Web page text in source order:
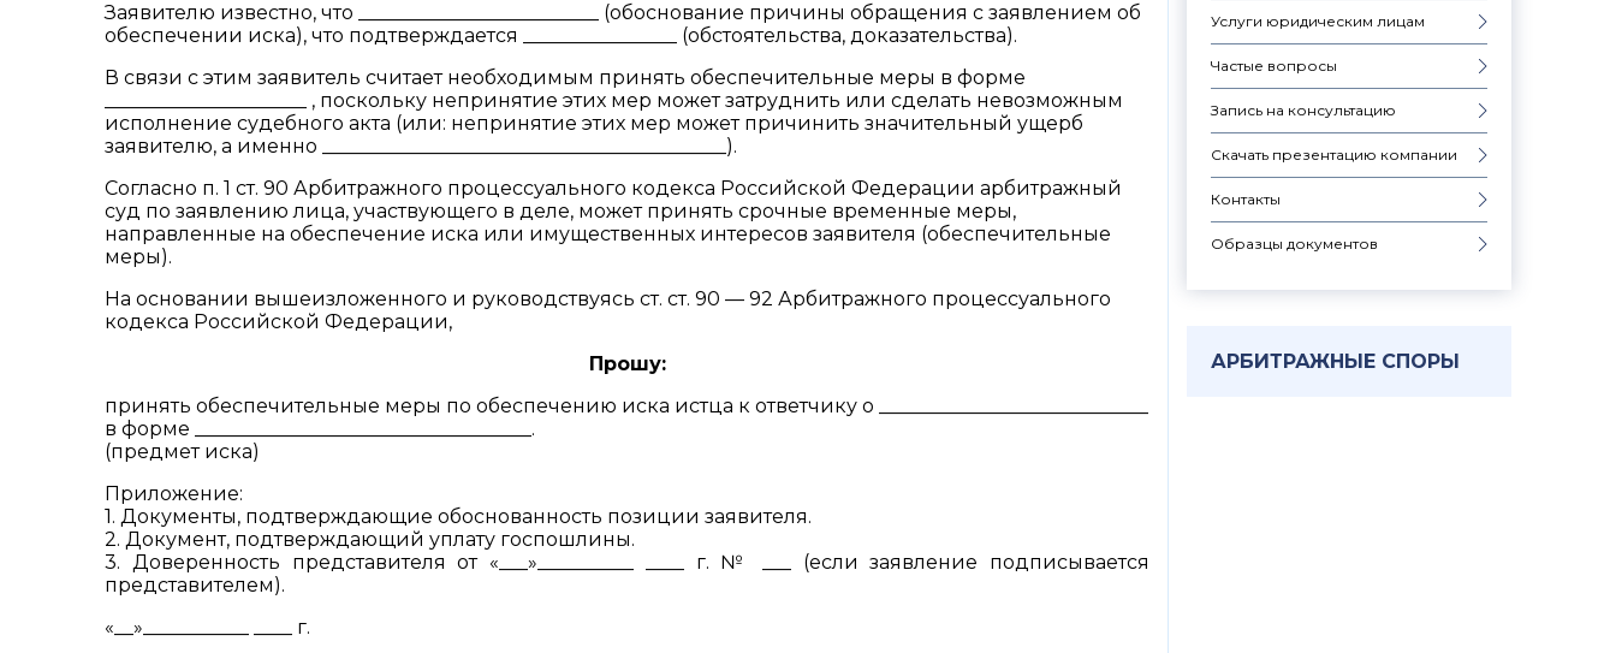
Услуги юридическим лицам
Частые вопросы
Запись на консультацию
Скачать презентацию компании
Контакты
Образцы документов
АРБИТРАЖНЫЕ СПОРЫ
Заявителю известно, что _________________________ (обоснование причины обращения с заявлением об
обеспечении иска), что подтверждается ________________ (обстоятельства, доказательства).
В связи с этим заявитель считает необходимым принять обеспечительные меры в форме
_____________________ , поскольку непринятие этих мер может затруднить или сделать невозможным
исполнение судебного акта (или: непринятие этих мер может причинить значительный ущерб
заявителю, а именно __________________________________________).
Согласно п. 1 ст. 90 Арбитражного процессуального кодекса Российской Федерации арбитражный
суд по заявлению лица, участвующего в деле, может принять срочные временные меры,
направленные на обеспечение иска или имущественных интересов заявителя (обеспечительные
меры).
На основании вышеизложенного и руководствуясь ст. ст. 90 — 92 Арбитражного процессуального
кодекса Российской Федерации,
Прошу:
принять обеспечительные меры по обеспечению иска истца к ответчику о ____________________________
в форме ___________________________________.
(предмет иска)
Приложение:
1. Документы, подтверждающие обоснованность позиции заявителя.
2. Документ, подтверждающий уплату госпошлины.
3. Доверенность представителя от «___»__________ ____ г. № ___ (если заявление подписывается
представителем).
«__»___________ ____ г.